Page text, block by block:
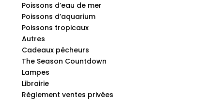
Poissons d’eau de mer
Poissons d’aquarium
Poissons tropicaux
Autres
Cadeaux pêcheurs
The Season Countdown
Lampes
Librairie
Règlement ventes privées